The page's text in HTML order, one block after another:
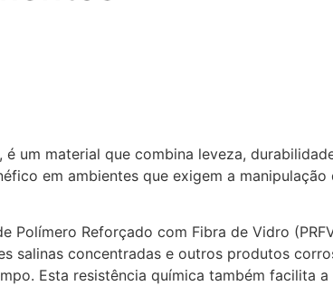
um material que combina leveza,
em ambientes que exigem a
Polímero Reforçado com Fibra de Vidro
salinas concentradas e outros produtos
Esta resistência química também facilita